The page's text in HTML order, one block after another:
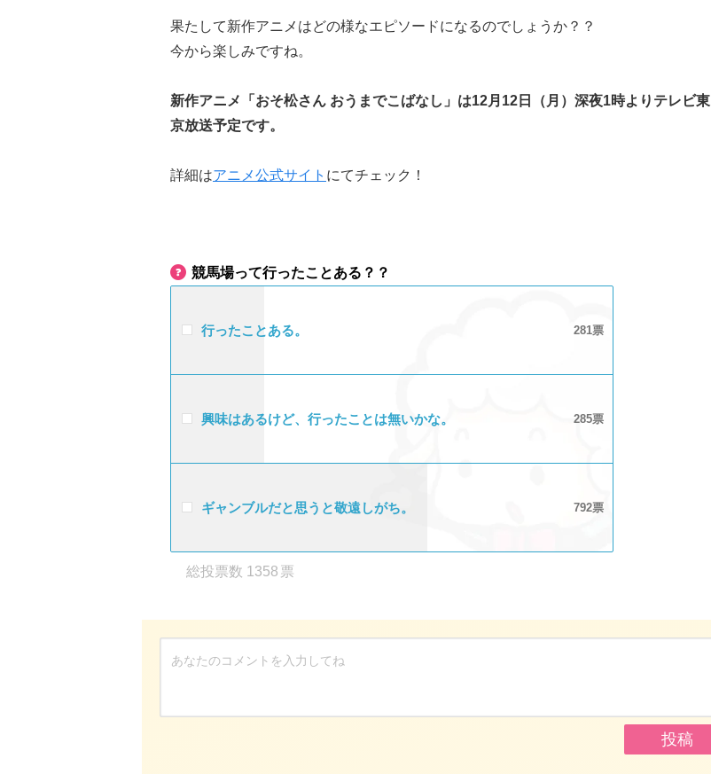
果たして新作アニメはどの様なエピソードになるのでしょうか？？
今から楽しみですね。
新作アニメ「おそ松さん おうまでこばなし」は12月12日（月）深夜1時よりテレビ東
京放送予定です。
詳細はアニメ公式サイト にてチェック！
競馬場って行ったことある？？
行ったことある。 281
興味はあるけど、行ったことは無いかな。 285
ギャンブルだと思うと敬遠しがち。 792
1358